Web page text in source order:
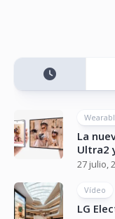
La
Ultra2
27 julio,
Vídeo
LG